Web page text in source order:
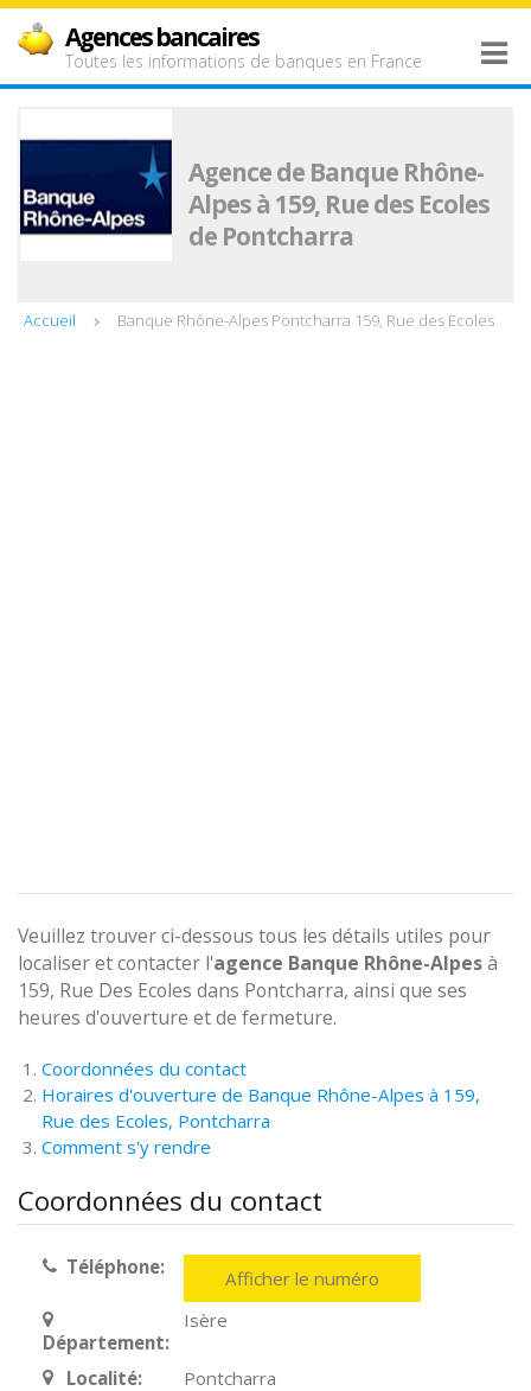
Agences bancaires
Toutes les informations de banques en France
Agence de Banque Rhône-
Alpes à 159, Rue des Ecoles
de Pontcharra
Accueil Banque Rhône-Alpes Pontcharra 159, Rue des Ecoles
Veuillez trouver ci-dessous tous les détails utiles pour
localiser et contacter l'agence Banque Rhône-Alpesà
159, Rue Des Ecoles dans Pontcharra, ainsi que ses
heures d'ouverture et de fermeture.
Coordonnées du contact
Horaires d'ouverture de Banque Rhône-Alpes à 159,
Rue des Ecoles, Pontcharra
Comment s'y rendre
Coordonnées du contact
Téléphone: Afficher le numéro
Département:
Isère
Localité:
Pontcharra